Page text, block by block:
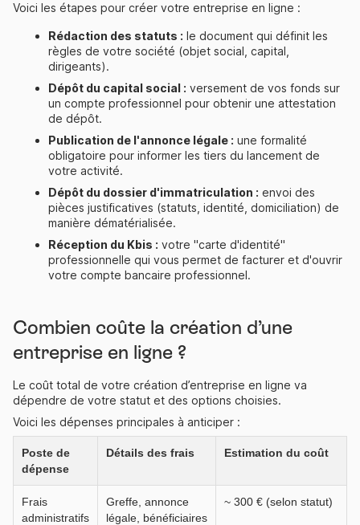
Voici les étapes pour créer votre entreprise en ligne :
Rédaction des statuts : le document qui définit les
règles de votre société (objet social, capital,
dirigeants).
Dépôt du capital social : versement de vos fonds sur
un compte professionnel pour obtenir une attestation
de dépôt.
Publication de l'annonce légale : une formalité
obligatoire pour informer les tiers du lancement de
votre activité.
Dépôt du dossier d'immatriculation : envoi des
pièces justificatives (statuts, identité, domiciliation) de
manière dématérialisée.
Réception du Kbis : votre "carte d'identité"
professionnelle qui vous permet de facturer et d'ouvrir
votre compte bancaire professionnel.
Combien coûte la création d’une
entreprise en ligne ?
Le coût total de votre création d’entreprise en ligne va
dépendre de votre statut et des options choisies.
Voici les dépenses principales à anticiper :
Poste de
dépense
Détails des frais Estimation du coût
Frais
administratifs
Greffe, annonce
légale, bénéficiaires
~ 300 € (selon statut)